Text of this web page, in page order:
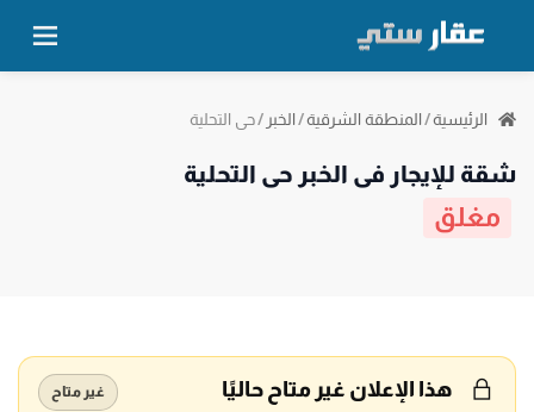
الرئيسية/المنطقة الشرقية/الخبر /حي التحلية
شقة للإيجار في الخبر حي التحلية
مغلق
هذا الإعلان غير متاح حاليًا غير متاح